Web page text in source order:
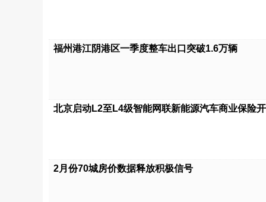
福州港江阴港区一季度整车出口突破1.6万辆
北京启动L2至L4级智能网联新能源汽车商业保险
2月份70城房价数据释放积极信号